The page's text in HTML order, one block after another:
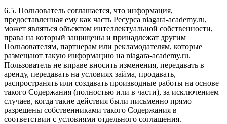
6.5. Пользователь соглашается, что информация,
предоставленная ему как часть Ресурса niagara-academy.ru,
может являться объектом интеллектуальной собственности,
права на который защищены и принадлежат другим
Пользователям, партнерам или рекламодателям, которые
размещают такую информацию на niagara-academy.ru.
Пользователь не вправе вносить изменения, передавать в
аренду, передавать на условиях займа, продавать,
распространять или создавать производные работы на основе
такого Содержания (полностью или в части), за исключением
случаев, когда такие действия были письменно прямо
разрешены собственниками такого Содержания в
соответствии с условиями отдельного соглашения.